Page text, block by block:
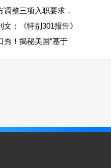
整三项入职要求，
：《特别301报告》
秀！揭秘美国“基于